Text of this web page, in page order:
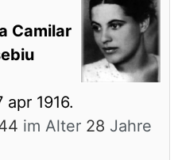
Camilar
apr 1916.
im Alter 28 Jahre